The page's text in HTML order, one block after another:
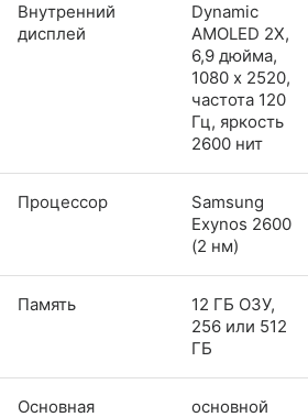
Внутренний
дисплей
Dynamic
AMOLED 2X,
6,9 дюйма,
1080 x 2520,
частота 120
Гц, яркость
2600 нит
Процессор
Samsung
Exynos 2600
(2 нм)
Память
12 ГБ ОЗУ,
256 или 512
ГБ
Основная основной